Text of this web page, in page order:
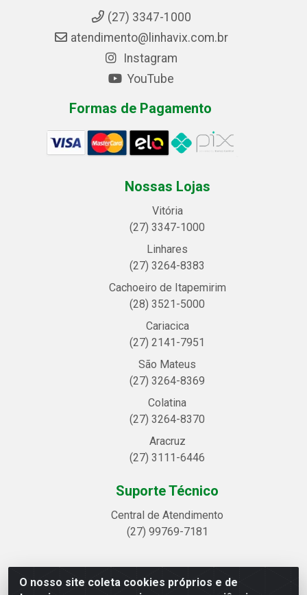
O nosso site coleta cookies próprios e de
(27) 3347-1000
atendimento@linhavix.com.br
Instagram
YouTube
Formas de Pagamento
Nossas Lojas
Vitória
(27) 3347-1000
Linhares
(27) 3264-8383
Cachoeiro de Itapemirim
(28) 3521-5000
Cariacica
(27) 2141-7951
São Mateus
(27) 3264-8369
Colatina
(27) 3264-8370
Aracruz
(27) 3111-6446
Suporte Técnico
Central de Atendimento
(27) 99769-7181
Linhavix Distribuidora LTDA - Avenida Alegre, 2521 -